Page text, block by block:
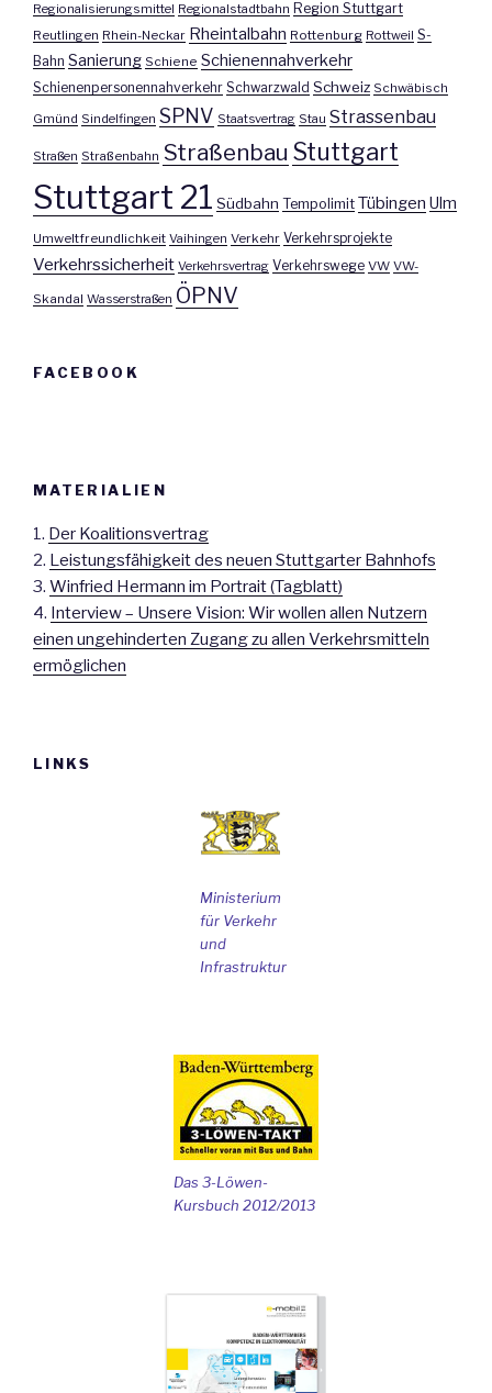
Regionalisierungsmittel Regionalstadtbahn Region Stuttgart
Reutlingen Rhein-Neckar Rheintalbahn Rottenburg Rottweil S-
Bahn Sanierung Schiene Schienennahverkehr
Schienenpersonennahverkehr Schwarzwald Schweiz Schwäbisch
Gmünd Sindelfingen SPNV Staatsvertrag Stau Strassenbau
Straßen Straßenbahn Straßenbau Stuttgart
Stuttgart 21 Südbahn Tempolimit Tübingen Ulm
Umweltfreundlichkeit Vaihingen Verkehr Verkehrsprojekte
Verkehrssicherheit Verkehrsvertrag Verkehrswege VW VW-
Skandal Wasserstraßen ÖPNV
FACEBOOK
MATERIALIEN
1. Der Koalitionsvertrag
2. Leistungsfähigkeit des neuen Stuttgarter Bahnhofs
3. Winfried Hermann im Portrait (Tagblatt)
4. Interview – Unsere Vision: Wir wollen allen Nutzern
einen ungehinderten Zugang zu allen Verkehrsmitteln
ermöglichen
LINKS
Ministerium
für Verkehr
und
Infrastruktur
Das 3-Löwen-
Kursbuch 2012/2013